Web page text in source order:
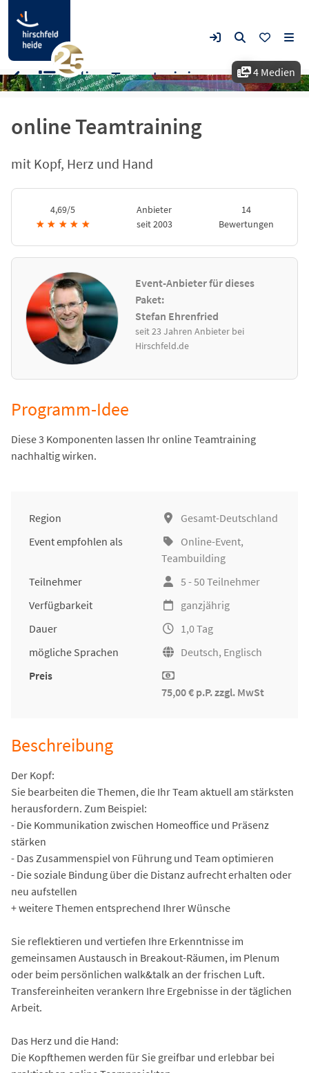
4 Medien
online Teamtraining
mit Kopf, Herz und Hand
4,69/5
★ ★ ★ ★ ★
Anbieter
seit 2003
14
Bewertungen
Event-Anbieter für dieses
Paket:
Stefan Ehrenfried
seit 23 Jahren Anbieter bei
Hirschfeld.de
online Teamtraining
Programm-Idee
Diese 3 Komponenten lassen Ihr online Teamtraining
nachhaltig wirken.
Region
Gesamt-Deutschland
Event empfohlen als
Online-Event,
Teambuilding
Teilnehmer
5 - 50 Teilnehmer
Verfügbarkeit
ganzjährig
Dauer
1,0 Tag
mögliche Sprachen
Deutsch, Englisch
Preis
75,00 € p.P. zzgl. MwSt
Beschreibung
Der Kopf:
Sie bearbeiten die Themen, die Ihr Team aktuell am stärksten
herausfordern. Zum Beispiel:
- Die Kommunikation zwischen Homeoffice und Präsenz
stärken
- Das Zusammenspiel von Führung und Team optimieren
- Die soziale Bindung über die Distanz aufrecht erhalten oder
neu aufstellen
+ weitere Themen entsprechend Ihrer Wünsche
Sie reflektieren und vertiefen Ihre Erkenntnisse im
gemeinsamen Austausch in Breakout-Räumen, im Plenum
oder beim persönlichen walk&talk an der frischen Luft.
Transfereinheiten verankern Ihre Ergebnisse in der täglichen
Arbeit.
Das Herz und die Hand:
Die Kopfthemen werden für Sie greifbar und erlebbar bei